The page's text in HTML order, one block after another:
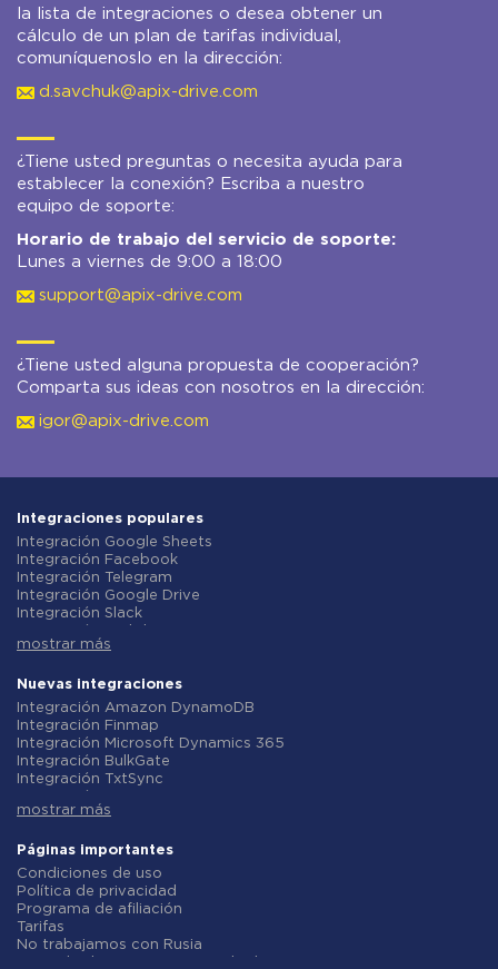
la lista de integraciones o desea obtener un
cálculo de un plan de tarifas individual,
comuníquenoslo en la dirección:
d.savchuk@apix-drive.com
¿Tiene usted preguntas o necesita ayuda para
establecer la conexión? Escriba a nuestro
equipo de soporte:
Horario de trabajo del servicio de soporte:
Lunes a viernes de 9:00 a 18:00
support@apix-drive.com
¿Tiene usted alguna propuesta de cooperación?
Comparta sus ideas con nosotros en la dirección:
igor@apix-drive.com
Integraciones populares
Integración Google Sheets
Integración Facebook
Integración Telegram
Integración Google Drive
Integración Slack
Integración Gmail
Integración ClickUp
Integración Airtable
Integración Google Contacts
Integración OpenAI (ChatGPT)
Integración Instagram
Integración ActiveCampaign
Integración Typeform
Integración Salesforce CRM
Integración Notion
Integración AWeber
Integración Asana
Integración ZOHO CRM
Integración Webhooks
Integración GetResponse
mostrar más
Nuevas integraciones
Integración Amazon DynamoDB
Integración Finmap
Integración Microsoft Dynamics 365
Integración BulkGate
Integración TxtSync
Integración Corezoid
Integración Instasent
Integración AtomPark
Integración TXTImpact
Integración Campaign Monitor
Integración CM.com
Integración D7 Networks
Integración SMS.to
mostrar más
Páginas importantes
Condiciones de uso
Política de privacidad
Programa de afiliación
Tarifas
No trabajamos con Rusia